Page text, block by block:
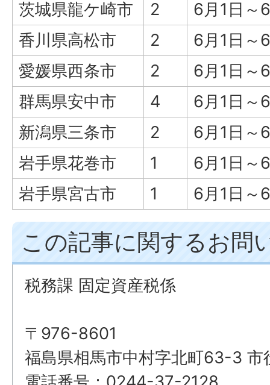
茨城県龍ケ崎市
2
6月1日～
香川県高松市
2
6月1日～
愛媛県西条市
2
6月1日～
群馬県安中市
4
6月1日～
新潟県三条市
2
6月1日～
岩手県花巻市
1
6月1日～
岩手県宮古市
1 6月1日～
この記事に関するお問
税務課 固定資産税係
〒976-8601
福島県相馬市中村字北町63-3 市